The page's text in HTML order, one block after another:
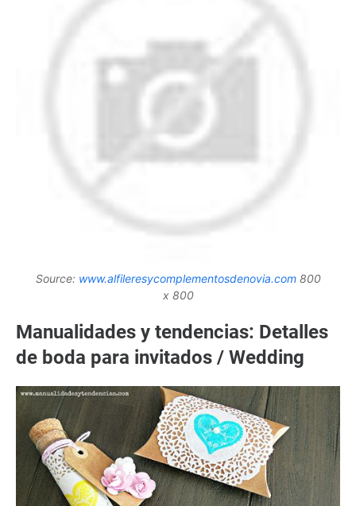
Source: www.alfileresycomplementosdenovia.com800
x 800
Manualidades y tendencias: Detalles
de boda para invitados / Wedding